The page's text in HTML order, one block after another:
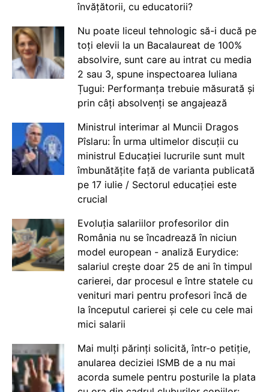
învățătorii, cu educatorii?
Nu poate liceul tehnologic să-i ducă pe
toți elevii la un Bacalaureat de 100%
absolvire, sunt care au intrat cu media
2 sau 3, spune inspectoarea Iuliana
Țugui: Performanța trebuie măsurată și
prin câți absolvenți se angajează
Ministrul interimar al Muncii Dragos
Pîslaru: În urma ultimelor discuții cu
ministrul Educației lucrurile sunt mult
îmbunătățite față de varianta publicată
pe 17 iulie / Sectorul educației este
crucial
Evoluția salariilor profesorilor din
România nu se încadrează în niciun
model european - analiză Eurydice:
salariul crește doar 25 de ani în timpul
carierei, dar procesul e între statele cu
venituri mari pentru profesori încă de
la începutul carierei și cele cu cele mai
mici salarii
Mai mulți părinți solicită, într-o petiție,
anularea deciziei ISMB de a nu mai
acorda sumele pentru posturile la plata